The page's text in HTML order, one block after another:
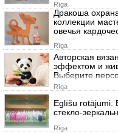
Rīga
Дракоша
коллекции
овечья
внутр
Rīga
Авторская
эффектом и
Выберите
Rīga
Eglīšu rotājumi.
стекло-
Rīga